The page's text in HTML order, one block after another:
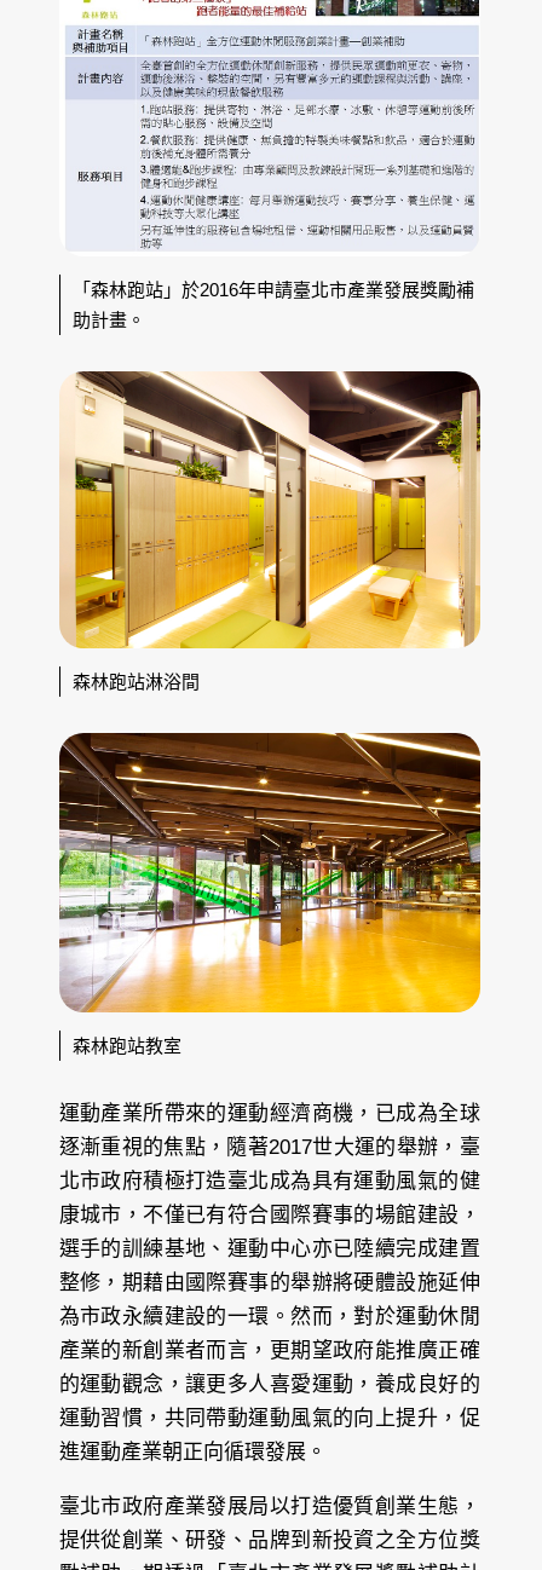
「森林跑站」於2016年申請臺北市產業發展獎勵補
助計畫。
森林跑站淋浴間
森林跑站教室
運動產業所帶來的運動經濟商機，已成為全球
逐漸重視的焦點，隨著2017世大運的舉辦，臺
北市政府積極打造臺北成為具有運動風氣的健
康城市，不僅已有符合國際賽事的場館建設，
選手的訓練基地、運動中心亦已陸續完成建置
整修，期藉由國際賽事的舉辦將硬體設施延伸
為市政永續建設的一環。然而，對於運動休閒
產業的新創業者而言，更期望政府能推廣正確
的運動觀念，讓更多人喜愛運動，養成良好的
運動習慣，共同帶動運動風氣的向上提升，促
進運動產業朝正向循環發展。
臺北市政府產業發展局以打造優質創業生態，
提供從創業、研發、品牌到新投資之全方位獎